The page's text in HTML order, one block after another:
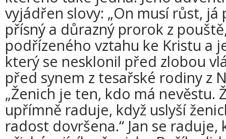
vyjádřen slovy: „On musí růst, já
přísný a důrazný prorok z
podřízeného vztahu ke Kristu a
který se nesklonil před zlobou
před synem z tesařské rodiny z
„Ženich je ten, kdo má nevěstu.
upřímně raduje, když uslyší
radost dovršena.“ Jan se raduje,